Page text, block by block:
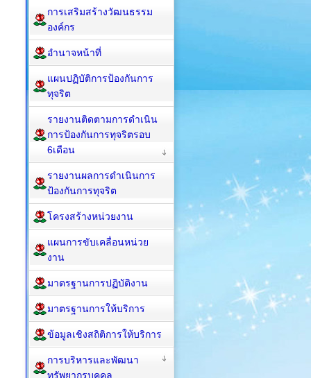
การเสริมสร้างวัฒนธรรม
องค์กร
อำนาจหน้าที่
แผนปฏิบัติการป้องกันการ
ทุจริต
รายงานติดตามการดำเนิน
การป้องกันการทุจริตรอบ
6เดือน
รายงานผลการดำเนินการ
ป้องกันการทุจริต
โครงสร้างหน่วยงาน
แผนการขับเคลื่อนหน่วย
งาน
มาตรฐานการปฏิบัติงาน
มาตรฐานการให้บริการ
ข้อมูลเชิงสถิติการให้บริการ
การบริหารและพัฒนา
ทรัพยากรบุคคล